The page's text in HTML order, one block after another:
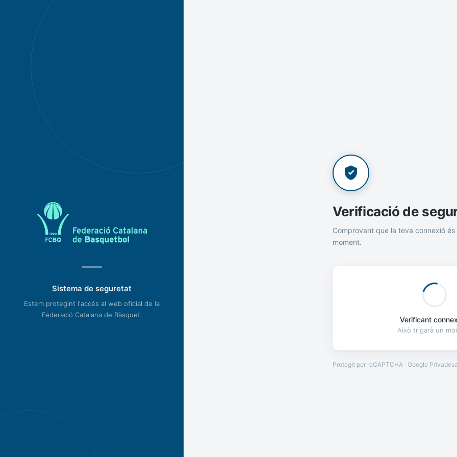
Sistema de seguretat
Estem protegint l'accés al web oficial de la
Federació Catalana de Bàsquet.
Verificació de
Comprovant que la teva connexió és
moment.
Verificant
Això trigarà un
Protegit per reCAPTCHA · Google Privadesa